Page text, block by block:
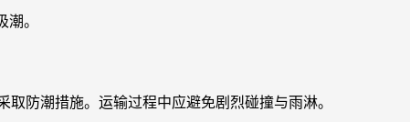
。
防潮措施。运输过程中应避免剧烈碰撞与雨淋。